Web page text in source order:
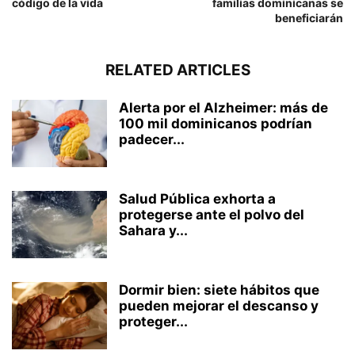
código de la vida
familias dominicanas se
beneficiarán
RELATED ARTICLES
Alerta por el Alzheimer: más de
100 mil dominicanos podrían
padecer...
Salud Pública exhorta a
protegerse ante el polvo del
Sahara y...
Dormir bien: siete hábitos que
pueden mejorar el descanso y
proteger...